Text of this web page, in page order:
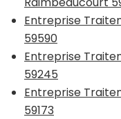
Entreprise
59590
Entreprise
59245
Entreprise
59173